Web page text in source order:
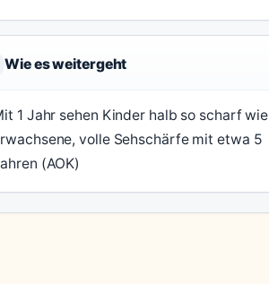
Wie es weitergeht
1 Jahr sehen Kinder halb so scharf wie
volle Sehschärfe mit etwa 5
(AOK)